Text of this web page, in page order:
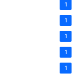
1
1
1
1
1